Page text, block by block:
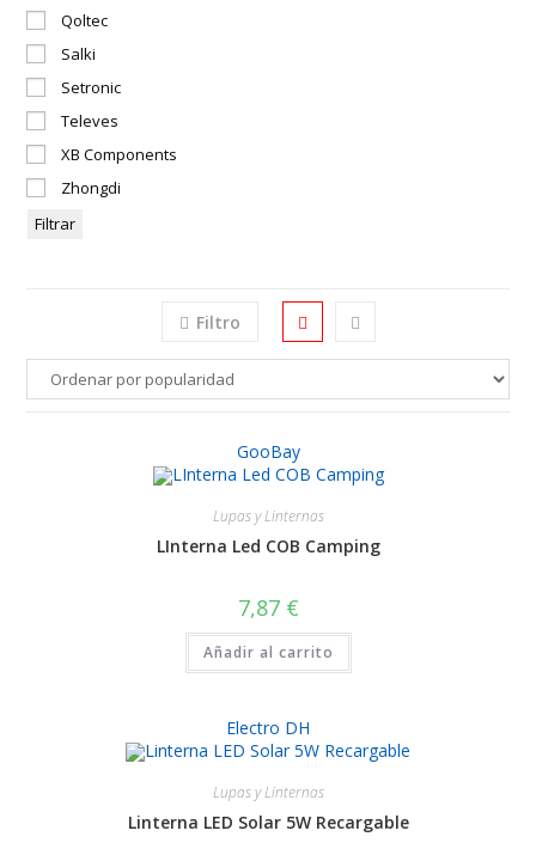
Qoltec
Salki
Setronic
Televes
XB Components
Zhongdi
Filtrar
Filtro
GooBay
Lupas y Linternas
LInterna Led COB Camping
7,87 €
Añadir al carrito
Electro DH
Lupas y Linternas
Linterna LED Solar 5W Recargable